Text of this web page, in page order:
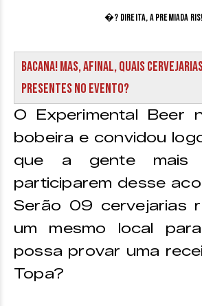
�? direita, a premiada Ris!
Bacana! Mas, afinal, quais
presentes no evento?
O Experimental Beer
bobeira e convidou
que a gente mais
participarem desse
Serão 09 cervejarias
um mesmo local
possa provar uma
Topa?